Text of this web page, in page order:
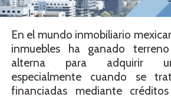
En el mundo inmobiliario
inmuebles ha ganado
alterna para adquirir
especialmente cuando se
financiadas mediante